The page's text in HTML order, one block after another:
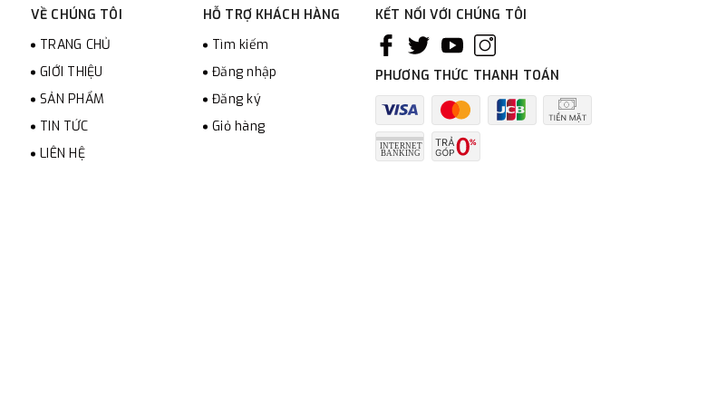
VỀ CHÚNG TÔI
TRANG CHỦ
GIỚI THIỆU
SẢN PHẨM
TIN TỨC
LIÊN HỆ
HỖ TRỢ KHÁCH HÀNG
Tìm kiếm
Đăng nhập
Đăng ký
Giỏ hàng
KẾT NỐI VỚI CHÚNG TÔI
PHƯƠNG THỨC THANH TOÁN